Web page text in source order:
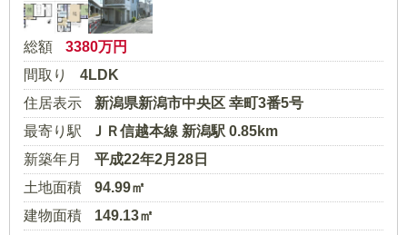
総額 3380万円
間取り
4LDK
住居表示
新潟県新潟市中央区 幸町3番5号
最寄り駅
ＪＲ信越本線 新潟駅 0.85km
新築年月
平成22年2月28日
土地面積
94.99㎡
建物面積
149.13㎡